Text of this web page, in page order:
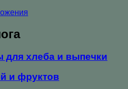
для хлеба и выпечки
и фруктов